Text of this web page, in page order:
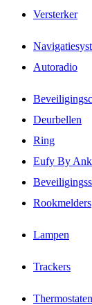
Versterker
Autoradio
Deurbellen
Ring
Eufy By
Rookmelders
Lampen
Trackers
Thermostaten